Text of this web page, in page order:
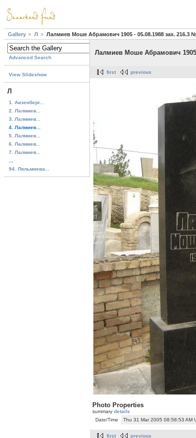
Gallery Л Лалмиев Моше Абрамович 1905 - 05.08.1988 зах. 216.3
Advanced Search
View Slideshow
Л
1. Аизенберг...
2. Лалмиев...
3. Лалмиев...
4. Лалмиев...
5. Лалмиев...
6. Лалмиев...
7. Лалмиев...
94. Ляльмиева...
Лалмиев Моше Абрамович 1905
first previous
Photo Properties
summary details
Date/Time
Thu 31 Mar 2005 08:58:53 AM
first previous